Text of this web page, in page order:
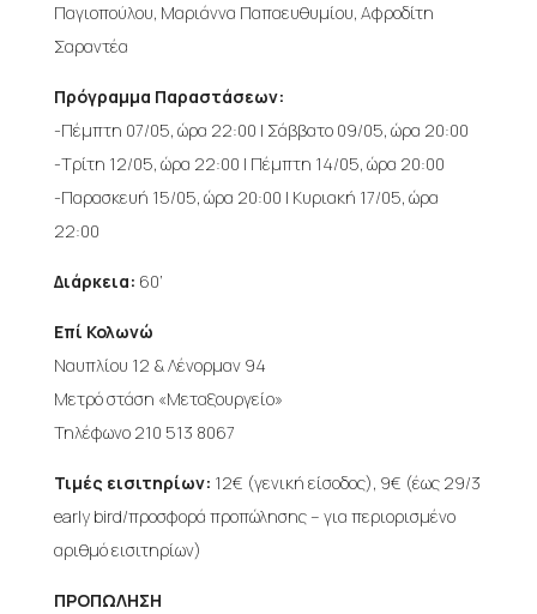
Παγιοπούλου, Μαριάννα Παπαευθυμίου, Αφροδίτη
Σαραντέα
Πρόγραμμα Παραστάσεων:
-Πέμπτη 07/05, ώρα 22:00 | Σάββατο 09/05, ώρα 20:00
-Τρίτη 12/05, ώρα 22:00 | Πέμπτη 14/05, ώρα 20:00
-Παρασκευή 15/05, ώρα 20:00 | Κυριακή 17/05, ώρα
22:00
Διάρκεια: 60’
Επί Κολωνώ
Ναυπλίου 12 & Λένορμαν 94
Μετρό στάση «Μεταξουργείο»
Τηλέφωνο 210 513 8067
Τιμές εισιτηρίων: 12€ (γενική είσοδος), 9€ (έως 29/3
early bird/προσφορά προπώλησης – για περιορισμένο
αριθμό εισιτηρίων)
ΠΡΟΠΩΛΗΣΗ